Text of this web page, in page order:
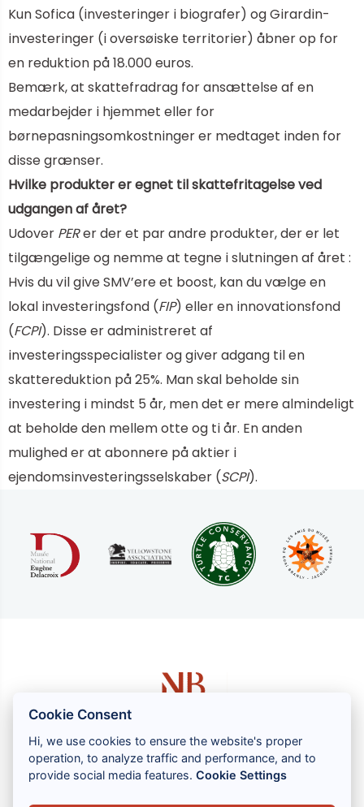
Kun Sofica (investeringer i biografer) og Girardin-
investeringer (i oversøiske territorier) åbner op for
en reduktion på 18.000 euros.
Bemærk, at skattefradrag for ansættelse af en
medarbejder i hjemmet eller for
børnepasningsomkostninger er medtaget inden for
disse grænser.
Hvilke produkter er egnet til skattefritagelse ved
udgangen af ​​året?
Udover PERer der et par andre produkter, der er let
tilgængelige og nemme at tegne i slutningen af ​​året :
Hvis du vil give SMV’ere et boost, kan du vælge en
lokal investeringsfond (FIP) eller en innovationsfond
(FCPI). Disse er administreret af
investeringsspecialister og giver adgang til en
skattereduktion på 25%. Man skal beholde sin
investering i mindst 5 år, men det er mere almindeligt
at beholde den mellem otte og ti år. En anden
mulighed er at abonnere på aktier i
ejendomsinvesteringsselskaber (SCPI).
1 rue Louis GASSIN - 06300 NICE
Cookie Consent
Hi, we use cookies to ensure the website's proper
operation, to analyze traffic and performance, and to
provide social media features.Cookie Settings